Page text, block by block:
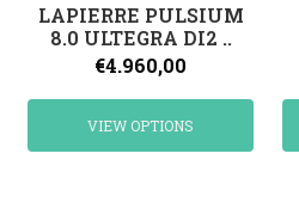
LAPIERRE PULSIUM
8.0 ULTEGRA DI2 ..
€4.960,00
VIEW OPTIONS